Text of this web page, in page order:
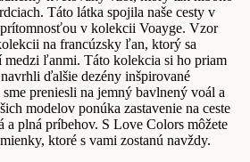
Táto látka spojila naše cesty v
prítomnosťou v kolekcii Voayge. Vzor
na francúzsky ľan, ktorý sa
medzi ľanmi. Táto kolekcia si ho priam
ďalšie dezény inšpirované
preniesli na jemný bavlnený voál a
modelov ponúka zastavenie na ceste
a plná príbehov. S Love Colors môžete
ktoré s vami zostanú navždy.